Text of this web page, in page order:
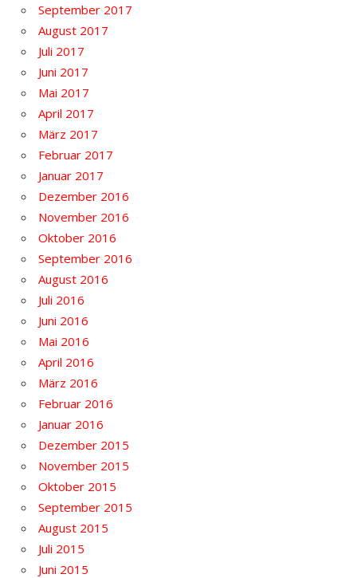
September 2017
August 2017
Juli 2017
Juni 2017
Mai 2017
April 2017
März 2017
Februar 2017
Januar 2017
Dezember 2016
November 2016
Oktober 2016
September 2016
August 2016
Juli 2016
Juni 2016
Mai 2016
April 2016
März 2016
Februar 2016
Januar 2016
Dezember 2015
November 2015
Oktober 2015
September 2015
August 2015
Juli 2015
Juni 2015